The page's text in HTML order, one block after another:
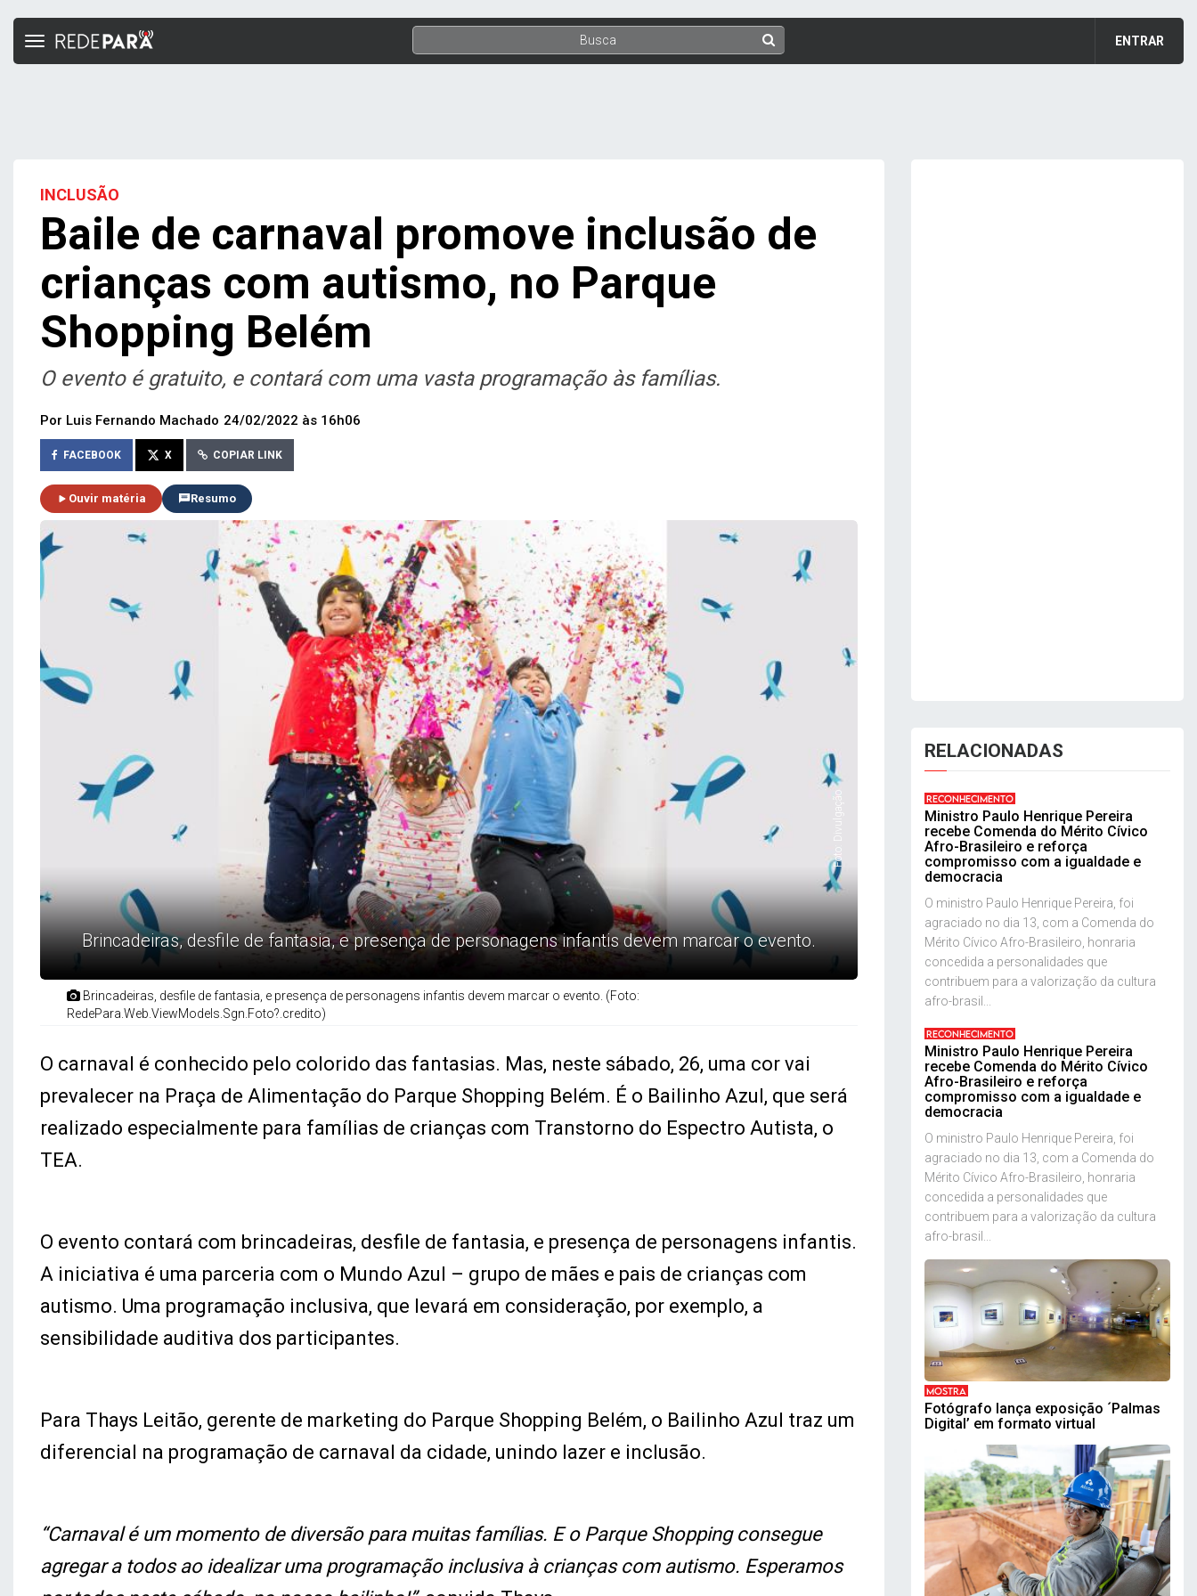
ENTRAR
Toggle
INCLUSÃO
Baile de carnaval promove inclusão de
crianças com autismo, no Parque
Shopping Belém
O evento é gratuito, e contará com uma vasta programação às famílias.
Por Luis Fernando Machado 24/02/2022 às 16h06
FACEBOOK X COPIAR LINK
Ouvir matéria Resumo
Brincadeiras, desfile de fantasia, e presença de personagens infantis devem marcar o evento.
Foto: Divulgação
Brincadeiras, desfile de fantasia, e presença de personagens infantis devem marcar o evento. (Foto:
RedePara.Web.ViewModels.Sgn.Foto?.credito)
O carnaval é conhecido pelo colorido das fantasias. Mas, neste sábado, 26, uma cor vai
prevalecer na Praça de Alimentação do Parque Shopping Belém. É o Bailinho Azul, que será
realizado especialmente para famílias de crianças com Transtorno do Espectro Autista, o
TEA.
O evento contará com brincadeiras, desfile de fantasia, e presença de personagens infantis.
A iniciativa é uma parceria com o Mundo Azul – grupo de mães e pais de crianças com
autismo. Uma programação inclusiva, que levará em consideração, por exemplo, a
sensibilidade auditiva dos participantes.
Para Thays Leitão, gerente de marketing do Parque Shopping Belém, o Bailinho Azul traz um
diferencial na programação de carnaval da cidade, unindo lazer e inclusão.
“Carnaval é um momento de diversão para muitas famílias. E o Parque Shopping consegue
agregar a todos ao idealizar uma programação inclusiva à crianças com autismo. Esperamos
RELACIONADAS
RECONHECIMENTO
Ministro Paulo Henrique Pereira
recebe Comenda do Mérito Cívico
Afro-Brasileiro e reforça
compromisso com a igualdade e
democracia
O ministro Paulo Henrique Pereira, foi
agraciado no dia 13, com a Comenda do
Mérito Cívico Afro-Brasileiro, honraria
concedida a personalidades que
contribuem para a valorização da cultura
afro-brasil...
RECONHECIMENTO
Ministro Paulo Henrique Pereira
recebe Comenda do Mérito Cívico
Afro-Brasileiro e reforça
compromisso com a igualdade e
democracia
O ministro Paulo Henrique Pereira, foi
agraciado no dia 13, com a Comenda do
Mérito Cívico Afro-Brasileiro, honraria
concedida a personalidades que
contribuem para a valorização da cultura
afro-brasil...
MOSTRA
Fotógrafo lança exposição ´Palmas
Digital’ em formato virtual